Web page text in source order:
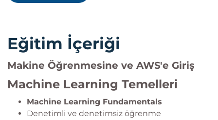
mimarileri tasarlayabilir.
Eğitim İçeriği
Makine Öğrenmesine ve AWS'e Giriş
Machine Learning Temelleri
Machine Learning Fundamentals
Denetimli ve denetimsiz öğrenme